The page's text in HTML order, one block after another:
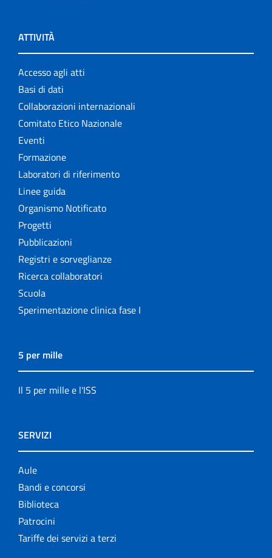
ATTIVITÀ
Accesso agli atti
Basi di dati
Collaborazioni internazionali
Comitato Etico Nazionale
Eventi
Formazione
Laboratori di riferimento
Linee guida
Organismo Notificato
Progetti
Pubblicazioni
Registri e sorveglianze
Ricerca collaboratori
Scuola
Sperimentazione clinica fase I
5 per mille
Il 5 per mille e l'ISS
SERVIZI
Aule
Bandi e concorsi
Biblioteca
Patrocini
Tariffe dei servizi a terzi